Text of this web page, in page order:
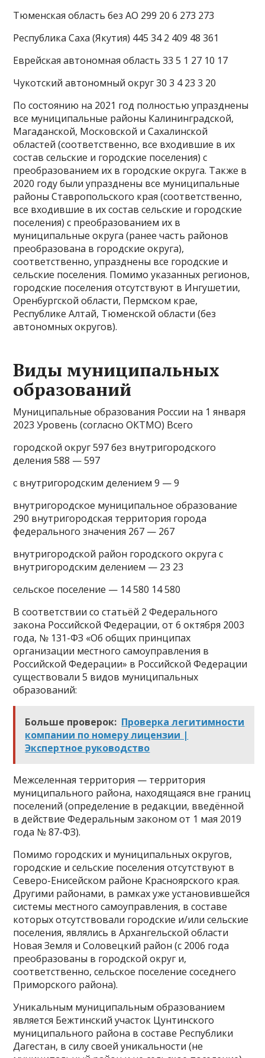
Тюменская область без АО 299 20 6 273 273
Республика Саха (Якутия) 445 34 2 409 48 361
Еврейская автономная область 33 5 1 27 10 17
Чукотский автономный округ 30 3 4 23 3 20
По состоянию на 2021 год полностью упразднены
все муниципальные районы Калининградской,
Магаданской, Московской и Сахалинской
областей (соответственно, все входившие в их
состав сельские и городские поселения) с
преобразованием их в городские округа. Также в
2020 году были упразднены все муниципальные
районы Ставропольского края (соответственно,
все входившие в их состав сельские и городские
поселения) с преобразованием их в
муниципальные округа (ранее часть районов
преобразована в городские округа),
соответственно, упразднены все городские и
сельские поселения. Помимо указанных регионов,
городские поселения отсутствуют в Ингушетии,
Оренбургской области, Пермском крае,
Республике Алтай, Тюменской области (без
автономных округов).
Виды муниципальных
образований
Муниципальные образования России на 1 января
2023 Уровень (согласно ОКТМО) Всего
городской округ 597 без внутригородского
деления 588 — 597
с внутригородским делением 9 — 9
внутригородское муниципальное образование
290 внутригородская территория города
федерального значения 267 — 267
внутригородской район городского округа с
внутригородским делением — 23 23
сельское поселение — 14 580 14 580
В соответствии со статьёй 2 Федерального
закона Российской Федерации, от 6 октября 2003
года, № 131-ФЗ «Об общих принципах
организации местного самоуправления в
Российской Федерации» в Российской Федерации
существовали 5 видов муниципальных
образований:
Больше проверок: Проверка легитимности
компании по номеру лицензии |
Экспертное руководство
Межселенная территория — территория
муниципального района, находящаяся вне границ
поселений (определение в редакции, введённой
в действие Федеральным законом от 1 мая 2019
года № 87-ФЗ).
Помимо городских и муниципальных округов,
городские и сельские поселения отсутствуют в
Северо-Енисейском районе Красноярского края.
Другими районами, в рамках уже установившейся
системы местного самоуправления, в составе
которых отсутствовали городские и/или сельские
поселения, являлись в Архангельской области
Новая Земля и Соловецкий район (с 2006 года
преобразованы в городской округ и,
соответственно, сельское поселение соседнего
Приморского района).
Уникальным муниципальным образованием
является Бежтинский участок Цунтинского
муниципального района в составе Республики
Дагестан, в силу своей уникальности (не